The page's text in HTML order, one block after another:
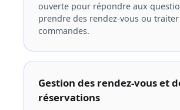
ouverte pour répondre aux
prendre des rendez-vous ou
commandes.
Gestion des rendez-vous et
réservations